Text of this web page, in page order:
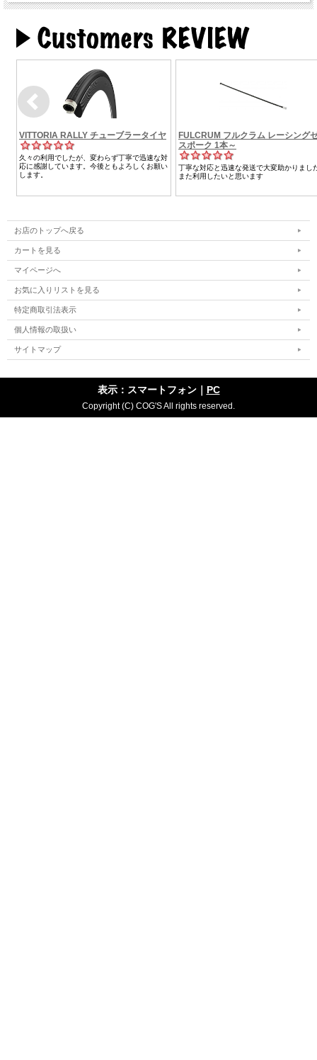
お店のトップへ戻る
カートを見る
マイページへ
お気に入りリストを見る
特定商取引法表示
個人情報の取扱い
サイトマップ
表示：スマートフォン｜ PC
Copyright (C) COG'S All rights reserved.